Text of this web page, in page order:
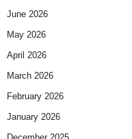
June 2026
May 2026
April 2026
March 2026
February 2026
January 2026